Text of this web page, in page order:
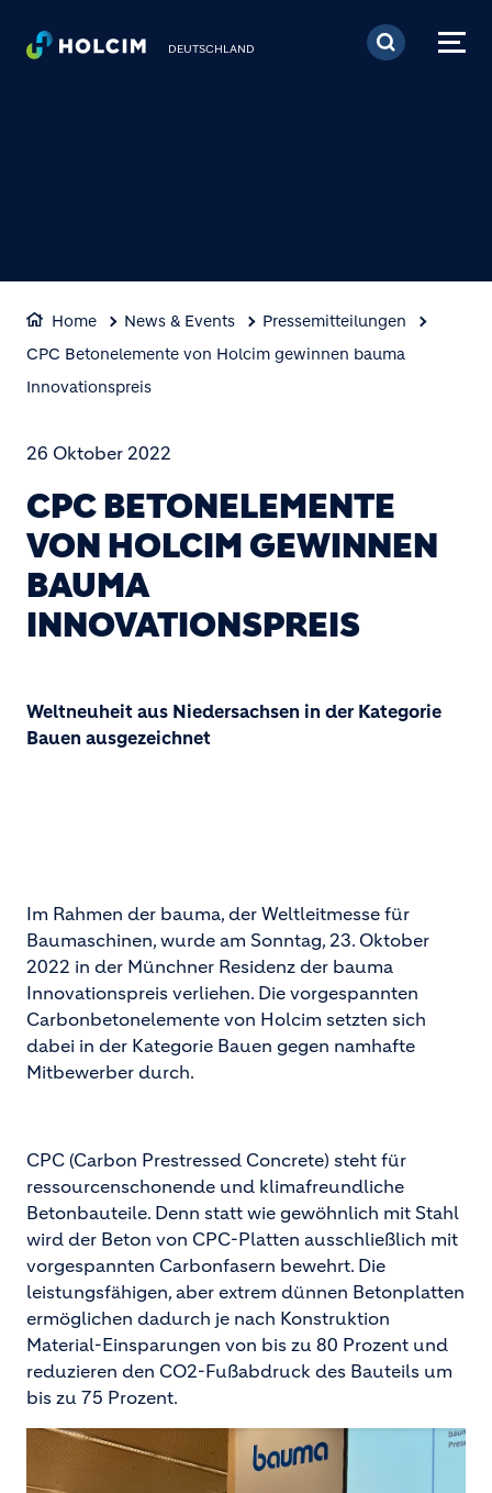
Direkt zum Inhalt
DEUTSCHLAND
Home News & Events
Pressemitteilungen
CPC Betonelemente von Holcim gewinnen bauma
Innovationspreis
26 Oktober 2022
CPC BETONELEMENTE
VON HOLCIM GEWINNEN
BAUMA
INNOVATIONSPREIS
Weltneuheit aus Niedersachsen in der Kategorie
Bauen ausgezeichnet
Im Rahmen der bauma, der Weltleitmesse für
Baumaschinen, wurde am Sonntag, 23. Oktober
2022 in der Münchner Residenz der bauma
Innovationspreis verliehen. Die vorgespannten
Carbonbetonelemente von Holcim setzten sich
dabei in der Kategorie Bauen gegen namhafte
Mitbewerber durch.
CPC (Carbon Prestressed Concrete) steht für
ressourcenschonende und klimafreundliche
Betonbauteile. Denn statt wie gewöhnlich mit Stahl
wird der Beton von CPC-Platten ausschließlich mit
vorgespannten Carbonfasern bewehrt. Die
leistungsfähigen, aber extrem dünnen Betonplatten
ermöglichen dadurch je nach Konstruktion
Material-Einsparungen von bis zu 80 Prozent und
reduzieren den CO2-Fußabdruck des Bauteils um
bis zu 75 Prozent.
Image